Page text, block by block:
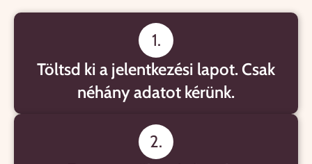
1.
Töltsd ki a jelentkezési lapot. Csak
néhány adatot kérünk.
2.